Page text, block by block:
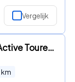
Vergelijk
BMW 2-serie Active Tourer - 216 D Automaat Afn. Trekhaak Navigatie Cruise Airco PDC
km